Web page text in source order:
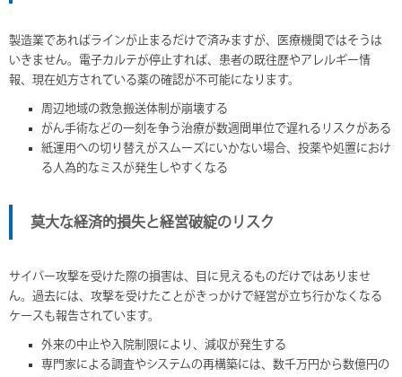
製造業であればラインが止まるだけで済みますが、医療機関ではそうは
いきません。電子カルテが停止すれば、患者の既往歴やアレルギー情
報、現在処方されている薬の確認が不可能になります。
周辺地域の救急搬送体制が崩壊する
がん手術などの一刻を争う治療が数週間単位で遅れるリスクがある
紙運用への切り替えがスムーズにいかない場合、投薬や処置におけ
る人為的なミスが発生しやすくなる
莫大な経済的損失と経営破綻のリスク
サイバー攻撃を受けた際の損害は、目に見えるものだけではありませ
ん。過去には、攻撃を受けたことがきっかけで経営が立ち行かなくなる
ケースも報告されています。
外来の中止や入院制限により、減収が発生する
専門家による調査やシステムの再構築には、数千万円から数億円の